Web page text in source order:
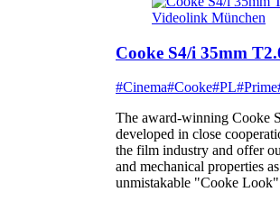
Cooke S4/i 35mm
#Cinema#Cooke#PL#Prime
The award-winning Cooke
developed in close
the film industry and offer
and mechanical properties
unmistakable "Cooke